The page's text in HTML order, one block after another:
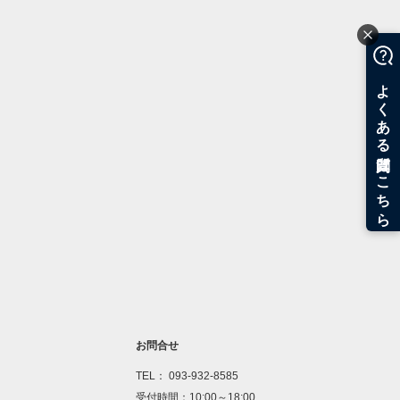
お問合せ
TEL： 093-932-8585
受付時間：10:00～18:00